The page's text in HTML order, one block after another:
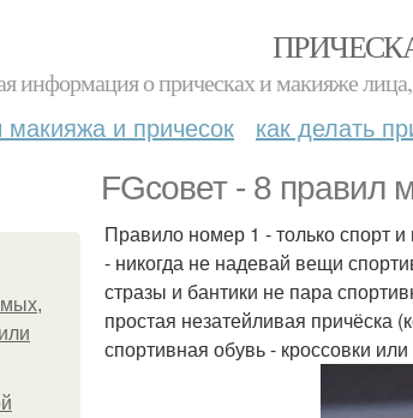
информация о прическах и макияже
и причесок как делать
FGсовет - 8 правил
Правило номер 1 - только спорт и
- никогда не надевай вещи
стразы и бантики не пара
простая незатейливая причёска
спортивная обувь - кроссовки